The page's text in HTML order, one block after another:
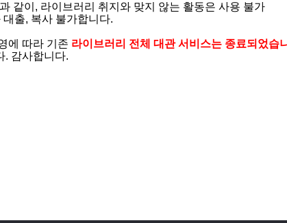
같이, 라이브러리 취지와 맞지 않는 활동은 사용 불가​
출, 복사 불가합니다.
에 따라 기존 라이브러리 전체 대관 서비스는 종료되었습
감사합니다.